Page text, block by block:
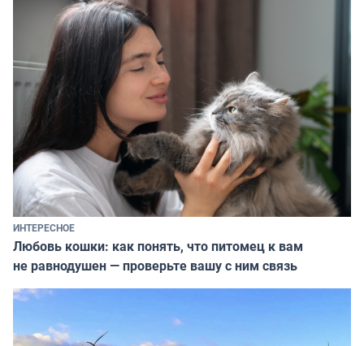
ИНТЕРЕСНОЕ
Любовь кошки: как понять, что питомец к вам
не равнодушен — проверьте вашу с ним связь